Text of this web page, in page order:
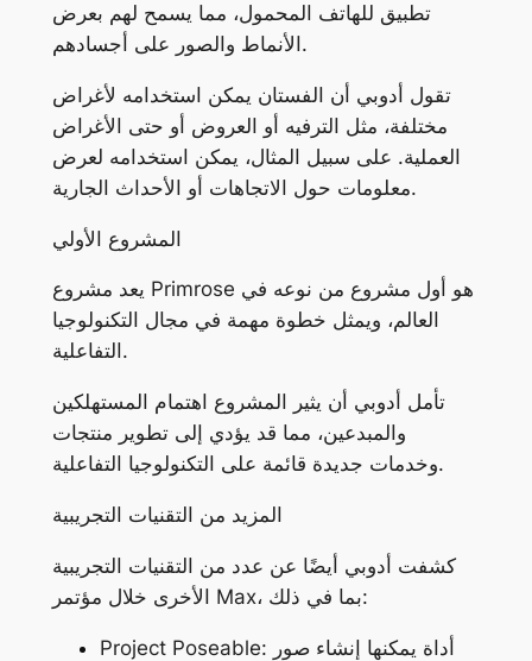
تطبيق للهاتف المحمول، مما يسمح لهم بعرض
الأنماط والصور على أجسادهم.
تقول أدوبي أن الفستان يمكن استخدامه لأغراض
مختلفة، مثل الترفيه أو العروض أو حتى الأغراض
العملية. على سبيل المثال، يمكن استخدامه لعرض
معلومات حول الاتجاهات أو الأحداث الجارية.
المشروع الأولي
يعد مشروع Primrose هو أول مشروع من نوعه في
العالم، ويمثل خطوة مهمة في مجال التكنولوجيا
التفاعلية.
تأمل أدوبي أن يثير المشروع اهتمام المستهلكين
والمبدعين، مما قد يؤدي إلى تطوير منتجات
وخدمات جديدة قائمة على التكنولوجيا التفاعلية.
المزيد من التقنيات التجريبية
كشفت أدوبي أيضًا عن عدد من التقنيات التجريبية
الأخرى خلال مؤتمر Max، بما في ذلك:
Project Poseable: أداة يمكنها إنشاء صور